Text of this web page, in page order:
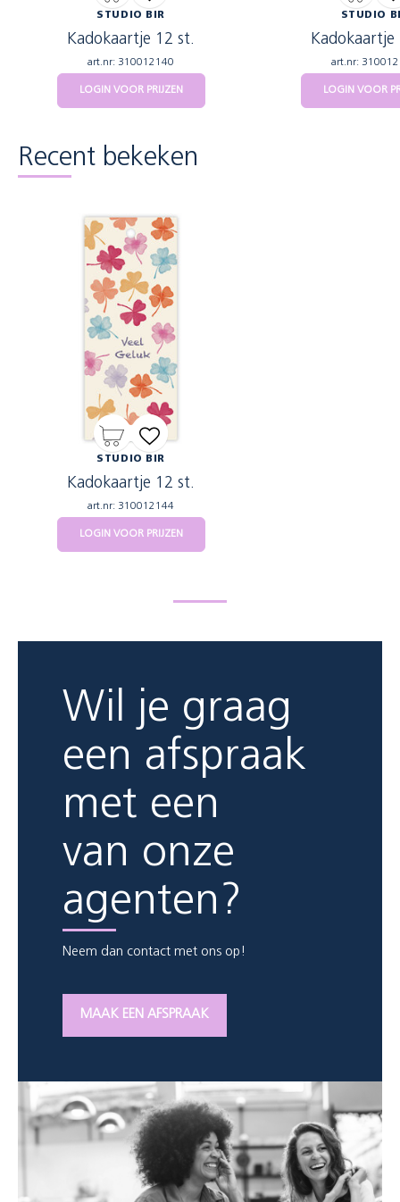
STUDIO BIR
Kadokaartje 12 st.
art.nr: 310012140
LOGIN VOOR PRIJZEN
STUDIO
Kadokaartje
art.nr:
LOGIN VOOR
Recent bekeken
STUDIO BIR
Kadokaartje 12 st.
art.nr: 310012144
LOGIN VOOR PRIJZEN
Wil je graag
een afspraak
met een
van onze
agenten?
Neem dan contact met ons op!
MAAK EEN AFSPRAAK